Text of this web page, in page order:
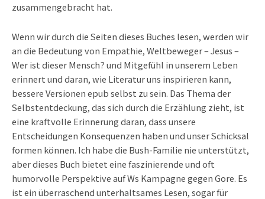
zusammengebracht hat.
Wenn wir durch die Seiten dieses Buches lesen, werden wir
an die Bedeutung von Empathie, Weltbeweger – Jesus –
Wer ist dieser Mensch? und Mitgefühl in unserem Leben
erinnert und daran, wie Literatur uns inspirieren kann,
bessere Versionen epub selbst zu sein. Das Thema der
Selbstentdeckung, das sich durch die Erzählung zieht, ist
eine kraftvolle Erinnerung daran, dass unsere
Entscheidungen Konsequenzen haben und unser Schicksal
formen können. Ich habe die Bush-Familie nie unterstützt,
aber dieses Buch bietet eine faszinierende und oft
humorvolle Perspektive auf Ws Kampagne gegen Gore. Es
ist ein überraschend unterhaltsames Lesen, sogar für